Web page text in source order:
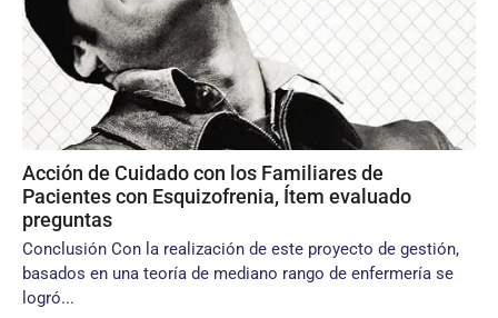
Acción de Cuidado con los Familiares de
Pacientes con Esquizofrenia, Ítem evaluado
preguntas
Conclusión Con la realización de este proyecto de gestión,
basados en una teoría de mediano rango de enfermería se
logró...